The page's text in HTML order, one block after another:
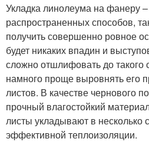
Укладка линолеума на фанеру
распространенных способов,
получить совершенно ровное
будет никаких впадин и
сложно отшлифовать до такого
намного проще выровнять его
листов. В качестве чернового
прочный влагостойкий
листы укладывают в несколько
эффективной теплоизоляции.